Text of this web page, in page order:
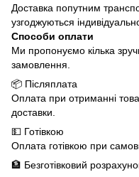
Доставка попутним
узгоджуються
Способи оплати
Ми пропонуємо кілька
замовлення.
📦 Післяплата
Оплата при отриманні
доставки.
💵 Готівкою
Оплата готівкою при
🏦 Безготівковий